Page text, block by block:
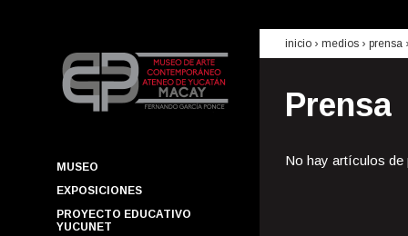
MUSEO
EXPOSICIONES
PROYECTO EDUCATIVO
YUCUNET
inicio › medios › prensa
Prensa
No hay artículos de